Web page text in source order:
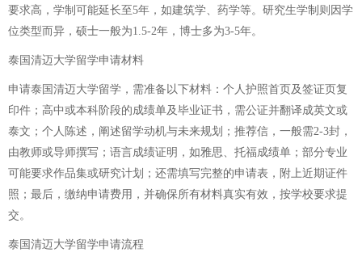
要求高，学制可能延长至5年，如建筑学、药学等。研究生学制则因学
位类型而异，硕士一般为1.5-2年，博士多为3-5年。
泰国清迈大学留学申请材料
申请泰国清迈大学留学，需准备以下材料：个人护照首页及签证页复
印件；高中或本科阶段的成绩单及毕业证书，需公证并翻译成英文或
泰文；个人陈述，阐述留学动机与未来规划；推荐信，一般需2-3封，
由教师或导师撰写；语言成绩证明，如雅思、托福成绩单；部分专业
可能要求作品集或研究计划；还需填写完整的申请表，附上近期证件
照；最后，缴纳申请费用，并确保所有材料真实有效，按学校要求提
交。
泰国清迈大学留学申请流程